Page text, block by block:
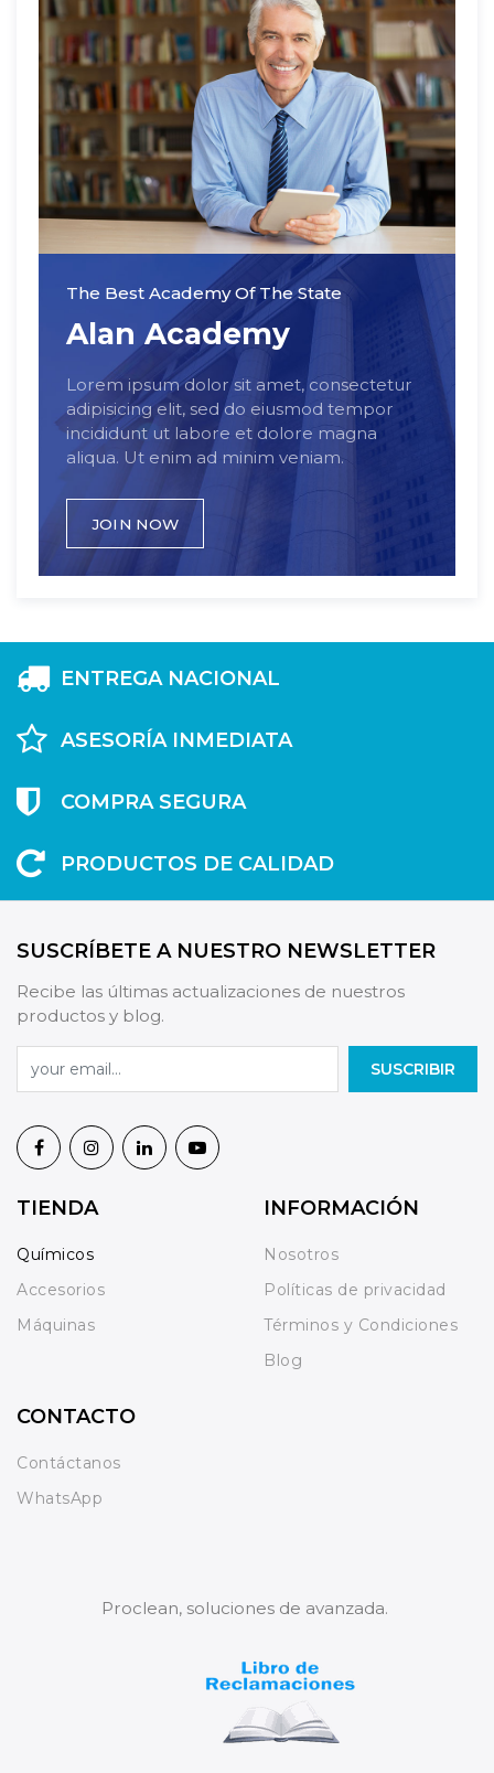
The Best Academy Of The State
Alan Academy
Lorem ipsum dolor sit amet, consectetur
adipisicing elit, sed do eiusmod tempor
incididunt ut labore et dolore magna
aliqua. Ut enim ad minim veniam.
JOIN NOW
ENTREGA NACIONAL
ASESORÍA INMEDIATA
COMPRA SEGURA
PRODUCTOS DE CALIDAD
SUSCRÍBETE A NUESTRO NEWSLETTER
Recibe las últimas actualizaciones de nuestros
productos y blog.
SUSCRIBIR
TIENDA
Químicos
Accesorios
Máquinas
INFORMACIÓN
Nosotros
Políticas de privacidad
Términos y Condiciones
Blog
CONTACTO
Contáctanos
WhatsApp
Proclean, soluciones de avanzada.